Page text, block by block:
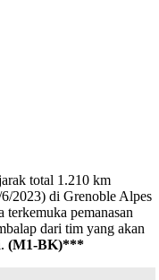
total 1.210 km
2023) di Grenoble Alpes
pemanasan
dari tim yang akan
(M1-BK)***